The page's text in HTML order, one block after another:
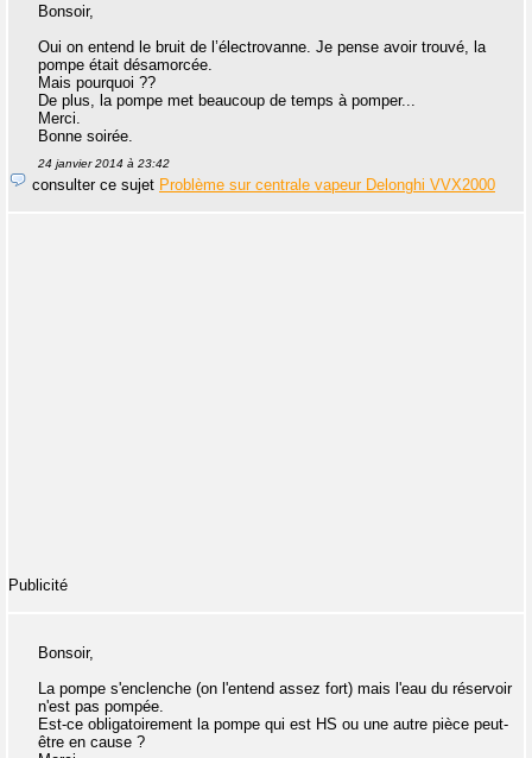
Bonsoir,
Oui on entend le bruit de l’électrovanne. Je pense avoir trouvé, la
pompe était désamorcée.
Mais pourquoi ??
De plus, la pompe met beaucoup de temps à pomper...
Merci.
Bonne soirée.
24 janvier 2014 à 23:42
consulter ce sujet Problème sur centrale vapeur Delonghi VVX2000
Publicité
Bonsoir,
La pompe s'enclenche (on l'entend assez fort) mais l'eau du réservoir
n'est pas pompée.
Est-ce obligatoirement la pompe qui est HS ou une autre pièce peut-
être en cause ?